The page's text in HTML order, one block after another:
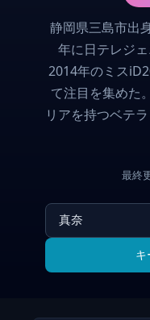
静岡県三島市出
年に日テレジ
2014年のミス
て注目を集めた
リアを持つベテ
最終
キ